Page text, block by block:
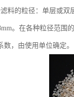
滤料的粒径：单层或
。在各种粒径范围
数，由使用单位确定。